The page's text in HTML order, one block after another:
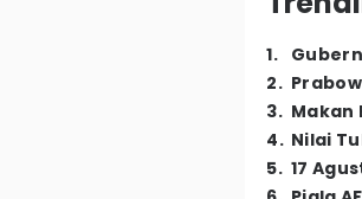
1.
2.
3. Makan
4. Nilai
5. 17